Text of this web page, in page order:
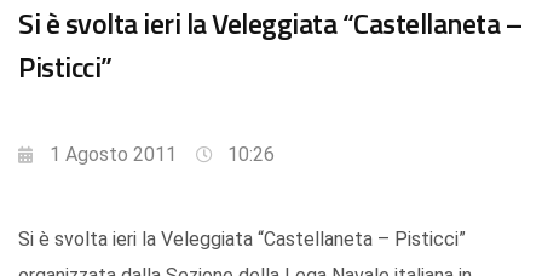
Si è svolta ieri la Veleggiata “Castellaneta –
Pisticci”
1 Agosto 2011 10:26
Si è svolta ieri la Veleggiata “Castellaneta – Pisticci”